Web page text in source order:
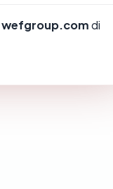
wefgroup.comdi